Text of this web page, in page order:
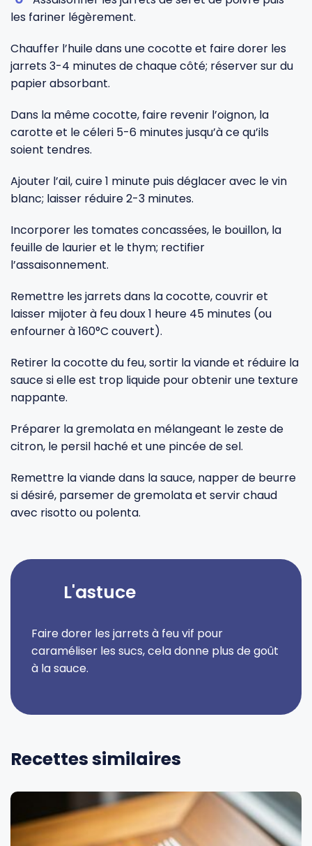
les fariner légèrement.
Chauffer l’huile dans une cocotte et faire dorer les
jarrets 3-4 minutes de chaque côté; réserver sur du
papier absorbant.
Dans la même cocotte, faire revenir l’oignon, la
carotte et le céleri 5-6 minutes jusqu’à ce qu’ils
soient tendres.
Ajouter l’ail, cuire 1 minute puis déglacer avec le vin
blanc; laisser réduire 2-3 minutes.
Incorporer les tomates concassées, le bouillon, la
feuille de laurier et le thym; rectifier
l’assaisonnement.
Remettre les jarrets dans la cocotte, couvrir et
laisser mijoter à feu doux 1 heure 45 minutes (ou
enfourner à 160°C couvert).
Retirer la cocotte du feu, sortir la viande et réduire la
sauce si elle est trop liquide pour obtenir une texture
nappante.
Préparer la gremolata en mélangeant le zeste de
citron, le persil haché et une pincée de sel.
Remettre la viande dans la sauce, napper de beurre
si désiré, parsemer de gremolata et servir chaud
avec risotto ou polenta.
L'astuce
Faire dorer les jarrets à feu vif pour
caraméliser les sucs, cela donne plus de goût
à la sauce.
Recettes similaires